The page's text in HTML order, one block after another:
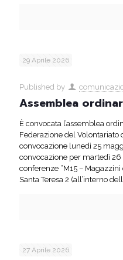
29 Aprile 2026
Published by
Assemblea
È convocata l’assemblea
Federazione del Volontariato
convocazione lunedì 25
convocazione per martedì
conferenze “M15 –
Santa Teresa 2 (all’interno
27 Aprile 2026